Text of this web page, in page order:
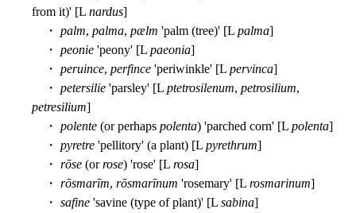
from it)' [L nardus]
・ palm, palma, pælm 'palm (tree)' [L palma]
・ peonie 'peony' [L paeonia]
・ peruince, perfince 'periwinkle' [L pervinca]
・ petersilie 'parsley' [L ptetrosilenum, petrosilium,
petresilium]
・ polente (or perhaps polenta) 'parched corn' [L polenta]
・ pyretre 'pellitory' (a plant) [L pyrethrum]
・ rōse (orrose) 'rose' [L rosa]
・ rōsmarīm, rōsmarīnum 'rosemary' [L rosmarinum]
・ safine 'savine (type of plant)' [L sabina]